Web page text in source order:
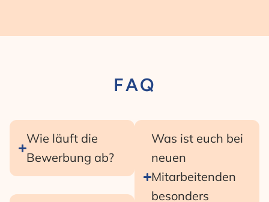
FAQ
Wie läuft die
Bewerbung ab?
Was ist euch bei
neuen
Mitarbeitenden
besonders